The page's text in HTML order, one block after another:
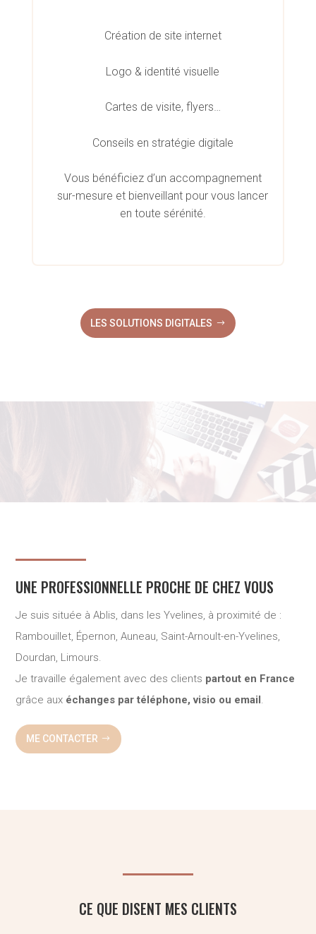
Création de site internet
Logo & identité visuelle
Cartes de visite, flyers…
Conseils en stratégie digitale
Vous bénéficiez d’un accompagnement
sur-mesure et bienveillant pour vous lancer
en toute sérénité.
LES SOLUTIONS DIGITALES
UNE PROFESSIONNELLE PROCHE DE CHEZ VOUS
Je suis située à Ablis, dans les Yvelines, à proximité de :
Rambouillet, Épernon, Auneau, Saint-Arnoult-en-Yvelines,
Dourdan, Limours.
Je travaille également avec des clients partout en France
grâce aux échanges par téléphone, visio ou email.
ME CONTACTER
CE QUE DISENT MES CLIENTS